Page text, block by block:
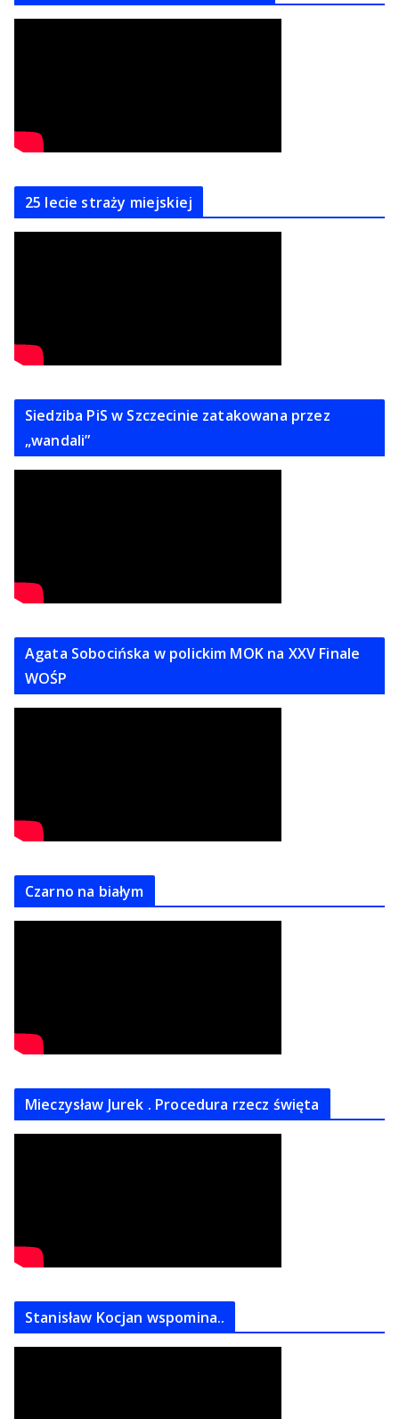
25 lecie straży miejskiej
Siedziba PiS w Szczecinie zatakowana przez
„wandali”
Agata Sobocińska w polickim MOK na XXV Finale
WOŚP
Czarno na białym
Mieczysław Jurek . Procedura rzecz święta
Stanisław Kocjan wspomina..